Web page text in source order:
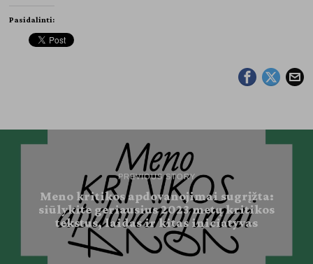
Pasidalinti:
PREVIOUS STORY
Meno kritikos apdovanojimai sugrįžta:
siūlykite geriausius 2023 metų kritikos
tekstus, laidas ir kitas iniciatyvas